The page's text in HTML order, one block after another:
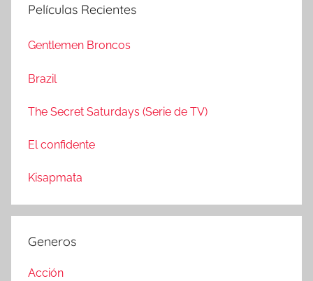
a
:
Películas Recientes
Gentlemen Broncos
Brazil
The Secret Saturdays (Serie de TV)
El confidente
Kisapmata
Generos
Acción